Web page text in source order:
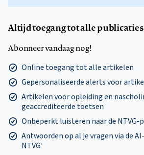
Altijd toegang tot alle
Abonneer vandaag nog!
Online toegang tot alle artikelen
Gepersonaliseerde alerts voor
Artikelen voor opleiding en
geaccrediteerde toetsen
Onbeperkt luisteren naar de NTVG-
Antwoorden op al je vragen via de
NTVG'